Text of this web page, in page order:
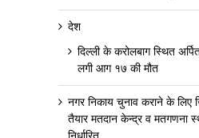
देश
दिल्ली के करोलबाग स्थित
लगी आग १७ की मौत
नगर निकाय चुनाव कराने के लिए
तैयार मतदान केन्द्र व मतगणना